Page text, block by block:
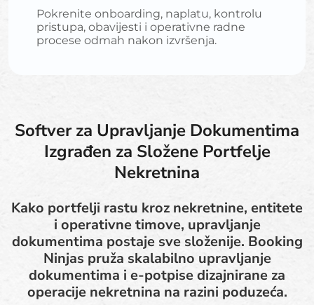
Pokrenite onboarding, naplatu, kontrolu
pristupa, obavijesti i operativne radne
procese odmah nakon izvršenja.
Softver za Upravljanje Dokumentima
Izgrađen za Složene Portfelje
Nekretnina
Kako portfelji rastu kroz nekretnine, entitete
i operativne timove, upravljanje
dokumentima postaje sve složenije. Booking
Ninjas pruža skalabilno upravljanje
dokumentima i e-potpise dizajnirane za
operacije nekretnina na razini poduzeća.